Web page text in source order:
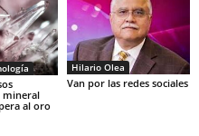
mineral
al oro
Hilario Olea
Van por las redes sociales